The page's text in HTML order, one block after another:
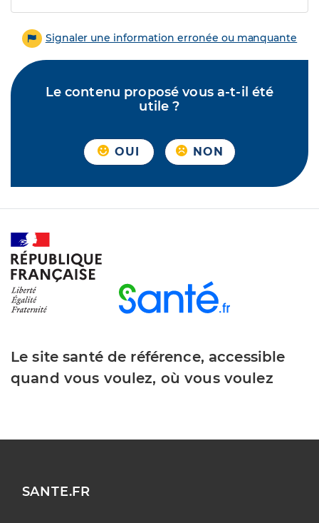
Signaler une information erronée ou manquante
Le contenu proposé vous a-t-il été
utile ?
OUI NON
Le site santé de référence, accessible
quand vous voulez, où vous voulez
SANTE.FR